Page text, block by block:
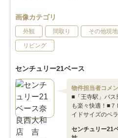
画像カテゴリ
外観 間取り その他現地
リビング
センチュリー21ベース
物件担当者コメ
■「王寺駅」バス
も楽々快適！■
イドサイズのベ
センチュリー